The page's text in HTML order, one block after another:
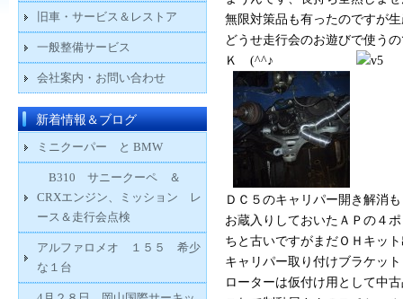
無限対策品も有ったのですが
どうせ走行会のお遊びで使う
Ｋ (^^♪
ＤＣ５のキャリパー開き解消
お蔵入りしておいたＡＰの４
ちと古いですがまだＯＨキッ
キャリパー取り付けブラケッ
ローターは仮付け用として中
旧車・サービス＆レストア
一般整備サービス
会社案内・お問い合わせ
新着情報＆ブログ
ミニクーパー と BMW
B310 サニークーペ ＆
CRXエンジン、ミッション レ
ース＆走行会点検
アルファロメオ １５５ 希少
な１台